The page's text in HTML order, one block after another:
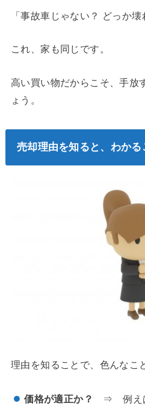
「事故車じゃない？ どっか壊
これ、家も同じです。
高い買い物だからこそ、手放
ょう。
売却理由を知ると、わかる
理由を知ることで、色んなこ
価格が適正か？ ⇒ 例えば